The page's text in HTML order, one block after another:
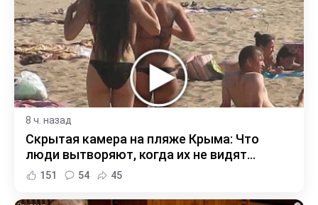
8 ч. назад
Скрытая камера на пляже Крыма: Что
люди вытворяют, когда их не видят...
151 54 45